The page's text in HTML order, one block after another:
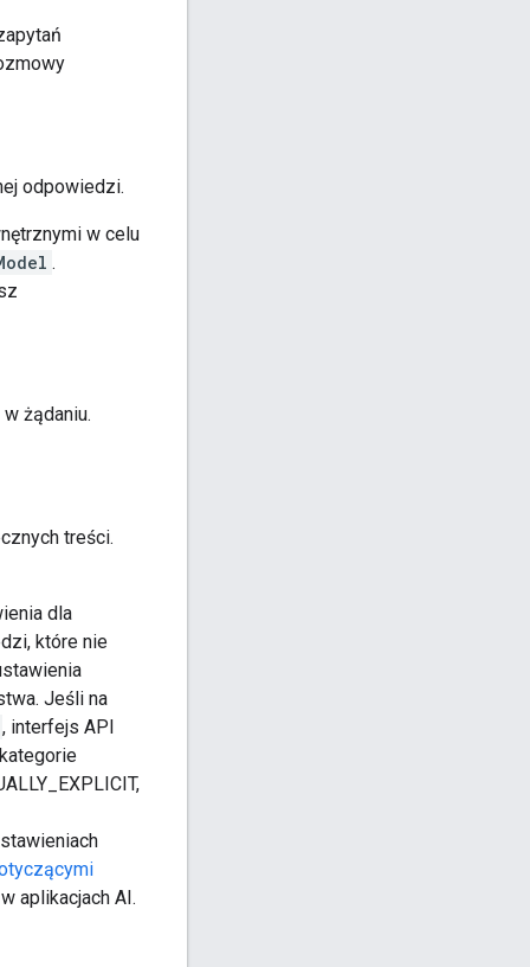
odpowiedzi.
w celu
.
żądaniu.
treści.
dla
które nie
Jeśli na
, interfejs API
aplikacjach AI.